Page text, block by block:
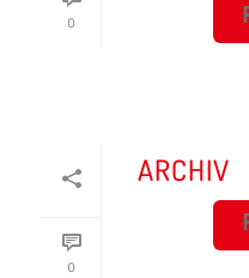
0
0
ARCHIV